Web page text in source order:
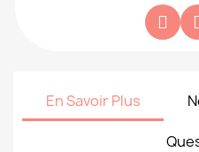
En Savoir Plus